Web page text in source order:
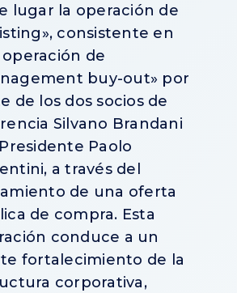
lugar la operación de
consistente en
de
buy-out» por
de los dos socios de
Silvano Brandani
Paolo
a través del
de una oferta
de compra. Esta
conduce a un
fortalecimiento de la
corporativa,